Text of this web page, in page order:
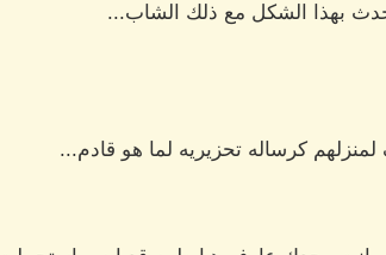
بهذا الشكل مع ذلك الشاب...
كرساله تحزيريه لما هو قادم...